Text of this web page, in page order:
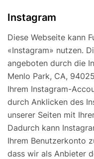
Instagram
Diese Webseite kann
«Instagram» nutzen.
angeboten durch die
Menlo Park, CA,
Ihrem Instagram-
durch Anklicken des
unserer Seiten mit
Dadurch kann
Ihrem Benutzerkonto
dass wir als Anbieter